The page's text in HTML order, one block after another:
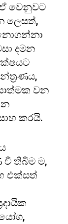
වෙනුවට
ලෙසත්,
දමන
වන
කරයි.
වී තිබීම ම,
එක්සත්